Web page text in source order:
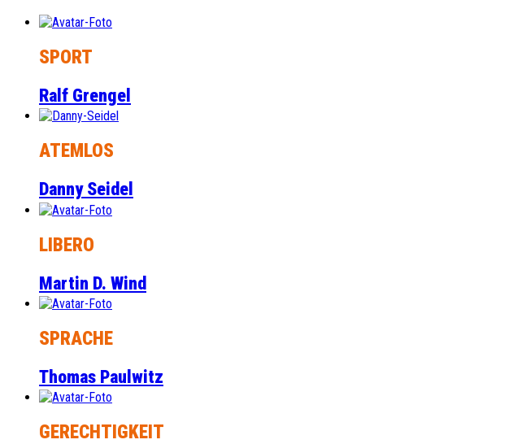
SPORT
Ralf Grengel
ATEMLOS
Danny Seidel
LIBERO
Martin D. Wind
SPRACHE
Thomas Paulwitz
GERECHTIGKEIT